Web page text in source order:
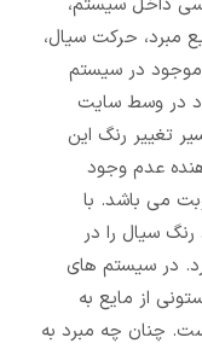
مبرد، حرکت سیال،
در سیستم
در وسط سایت
تغییر رنگ این
عدم وجود
می باشد. با
سیال را در
در سیستم های
از مایع به
چنان چه مبرد به